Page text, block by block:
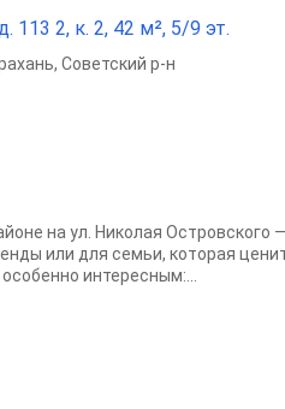
113 2, к. 2, 42 м², 5/9 эт.
, Советский р-н
на ул. Николая Островского —
или для семьи, которая
интересным:...